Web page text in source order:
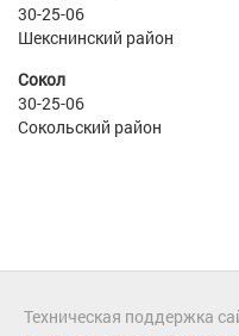
30-25-06
Шекснинский район
Сокол
30-25-06
Сокольский район
Техническая поддержка